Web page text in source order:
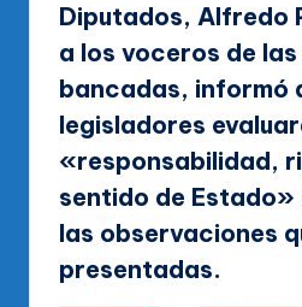
Diputados, Alfredo
a los voceros de
bancadas, informó
legisladores
«responsabilidad,
sentido de Estado»
las observaciones
presentadas.